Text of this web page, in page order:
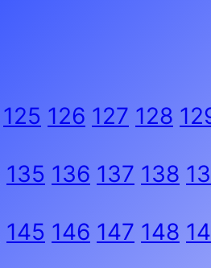
125 126 127 128
135 136 137 138
145 146 147 148